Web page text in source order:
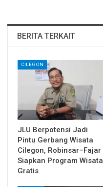
BERITA TERKAIT
CILEGON
JLU Berpotensi Jadi
Pintu Gerbang Wisata
Cilegon, Robinsar–Fajar
Siapkan Program Wisata
Gratis